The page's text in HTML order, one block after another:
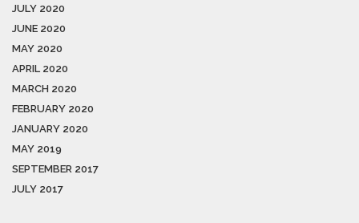
JULY 2020
JUNE 2020
MAY 2020
APRIL 2020
MARCH 2020
FEBRUARY 2020
JANUARY 2020
MAY 2019
SEPTEMBER 2017
JULY 2017